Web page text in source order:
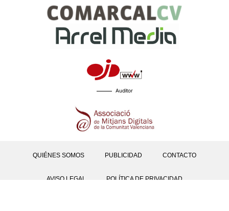
Auditor
QUIÉNES SOMOS PUBLICIDAD CONTACTO
AVISO LEGAL POLÍTICA DE PRIVACIDAD